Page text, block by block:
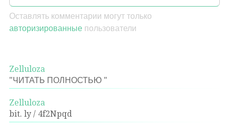
Оставлять комментарии могут только
авторизированныепользователи
Zelluloza
"ЧИТАТЬ ПОЛНОСТЬЮ "
Zelluloza
bit. ly / 4f2Npqd